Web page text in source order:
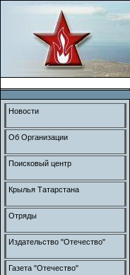
Новости
Об Организации
Поисковый центр
Крылья Татарстана
Отряды
Издательство "Отечество"
Газета "Отечество"